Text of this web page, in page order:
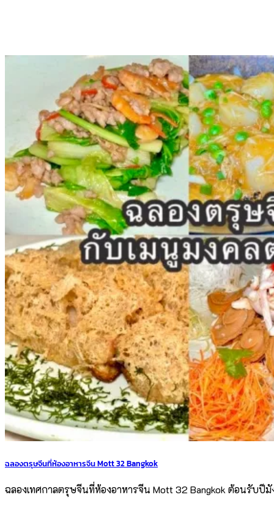
ฉลองตรุษจีนที่ห้องอาหารจีน Mott 32 Bangkok
ฉลองเทศกาลตรุษจีนที่ห้องอาหารจีน Mott 32 Bangkok ต้อนรับ